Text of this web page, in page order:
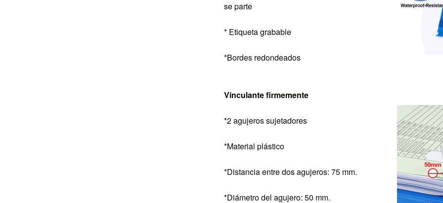
se parte
* Etiqueta grabable
*Bordes redondeados
Vinculante firmemente
*2 agujeros sujetadores
*Material plástico
*Distancia entre dos agujeros: 75 mm.
*Diámetro del agujero: 50 mm.